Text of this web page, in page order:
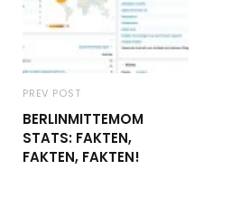
PREV POST
BERLINMITTEMOM
STATS: FAKTEN,
FAKTEN, FAKTEN!